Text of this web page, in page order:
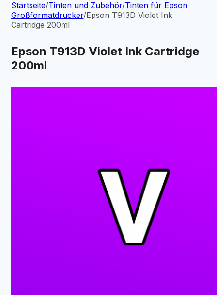
Startseite/Tinten und Zubehör/Tinten für Epson
Großformatdrucker/Epson T913D Violet Ink
Cartridge 200ml
Epson T913D Violet Ink Cartridge
200ml